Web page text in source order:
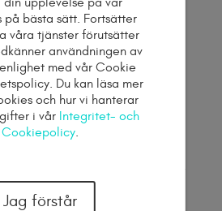
– Här betalar ni för
bilden. Ni kan använda bilden
inte eran bild, detta innebär
sälja samma bild till andra
inte får sälja bilden till ett
på bästa sätt. Fortsätter
våra tjänster förutsätter
användningen av
med vår Cookie
Du kan läsa mer
och hur vi hanterar
i vår Integritet- och
Cookiepolicy.
Jag förstår